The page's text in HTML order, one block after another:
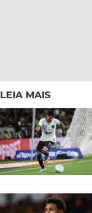
LEIA MAIS